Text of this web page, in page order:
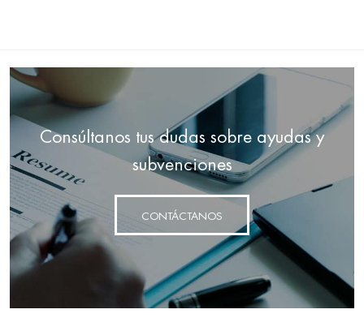
Consúltanos tus dudas sobre ayudas y
subvenciones
CONTÁCTANOS